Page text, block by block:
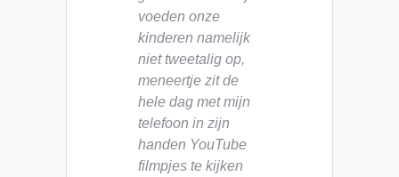
voeden onze
kinderen namelijk
niet tweetalig op,
meneertje zit de
hele dag met mijn
telefoon in zijn
handen YouTube
filmpjes te kijken